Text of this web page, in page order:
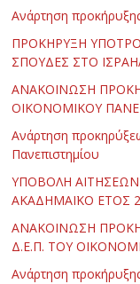
Ανάρτηση
ΠΡΟΚΗΡΥΞΗ
ΣΠΟΥΔΕΣ ΣΤΟ
ΑΝΑΚΟΙΝΩΣΗ
ΟΙΚΟΝΟΜΙΚΟΥ
Ανάρτηση
Πανεπιστημίου
ΥΠΟΒΟΛΗ ΑΙΤΗΣΕΩΝ
ΑΚΑΔΗΜΑΪΚΟ ΕΤΟΣ
ΑΝΑΚΟΙΝΩΣΗ
Δ.Ε.Π. ΤΟΥ
Ανάρτηση